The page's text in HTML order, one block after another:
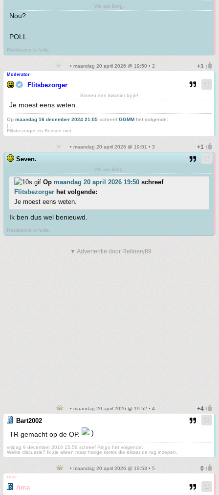
We are Borg.
Nou?
POLL
Resistance is futile.
• maandag 20 april 2026 @ 19:50 • 2
Moderator
Flitsbezorger
Binnen een kwartier bij je!
Je moest eens weten.
Op maandag 16 december 2024 21:05 schreefGGMM het volgende:
[..]
Flitsbezorger en Bezsen niet
• maandag 20 april 2026 @ 19:51 • 3
Seven.
We are Borg.
Op maandag 20 april 2026 19:50 schreef
Flitsbezorger het volgende:
Je moest eens weten.
Ik ben dus wel benieuwd.
Resistance is futile.
▼ Advertentie door Refinery89
• maandag 20 april 2026 @ 19:52 • 4
Bart2002
TR gemacht op de OP.
vrijdag 9 december 2016 15:58 schreef Ringo het volgende:
Welke discussie? Ik zie alleen maar harige kerels die elkaar de rug inzepen.
• maandag 20 april 2026 @ 19:53 • 5
roze
Ama